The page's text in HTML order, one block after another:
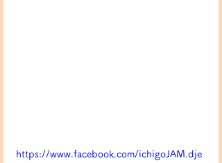
https://www.facebook.com/ichigoJAM.dje